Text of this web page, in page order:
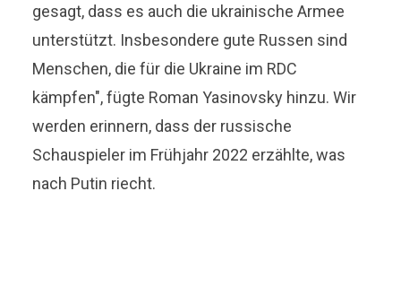
gesagt, dass es auch die ukrainische Armee
unterstützt. Insbesondere gute Russen sind
Menschen, die für die Ukraine im RDC
kämpfen", fügte Roman Yasinovsky hinzu. Wir
werden erinnern, dass der russische
Schauspieler im Frühjahr 2022 erzählte, was
nach Putin riecht.